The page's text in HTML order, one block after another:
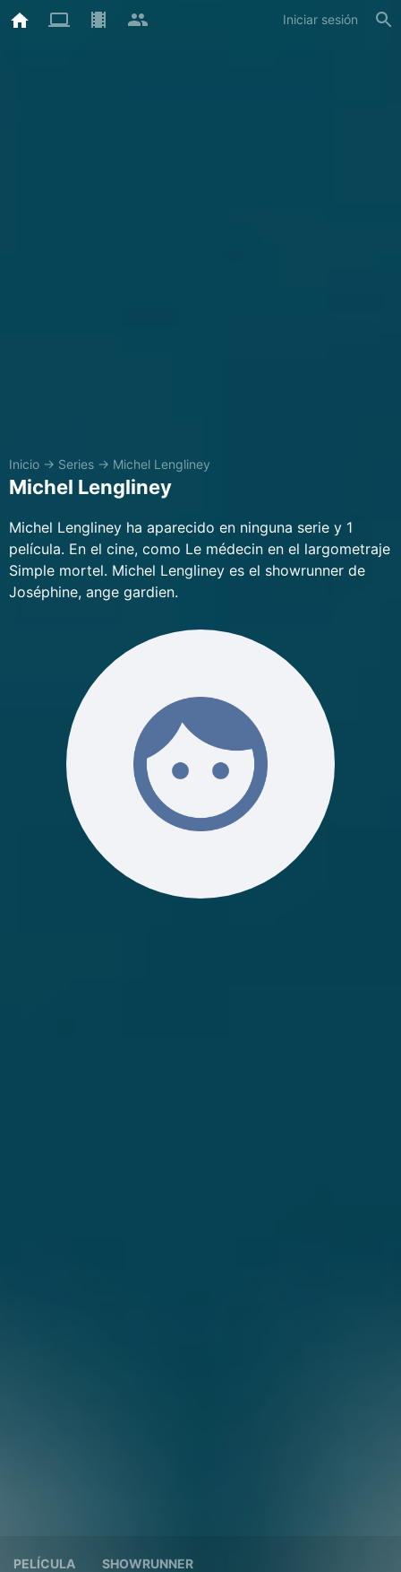
Iniciar sesión
Inicio → Series → Michel Lengliney
Michel Lengliney
Michel Lengliney ha aparecido en ninguna serie y 1
película. En el cine, como Le médecin en el largometraje
Simple mortel. Michel Lengliney es el showrunner de
Joséphine, ange gardien.
PELÍCULA SHOWRUNNER